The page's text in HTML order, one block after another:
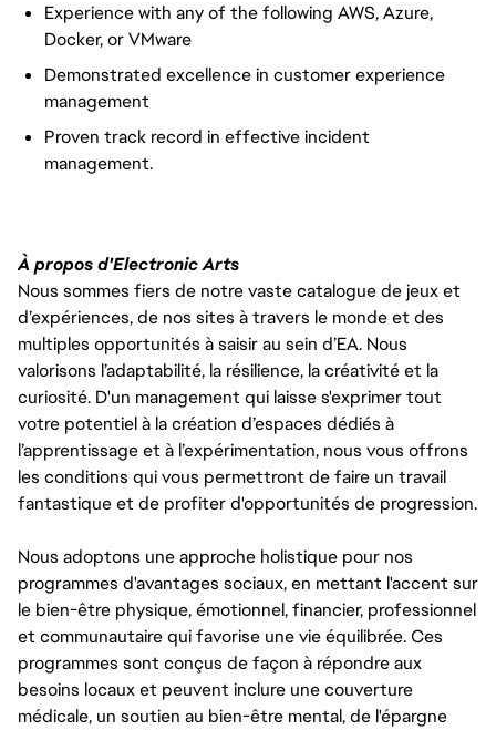
Experience with any of the following AWS, Azure,
Docker, or VMware
Demonstrated excellence in customer experience
management
Proven track record in effective incident
management.
À propos d'Electronic Arts
Nous sommes fiers de notre vaste catalogue de jeux et
d’expériences, de nos sites à travers le monde et des
multiples opportunités à saisir au sein d’EA. Nous
valorisons l’adaptabilité, la résilience, la créativité et la
curiosité. D'un management qui laisse s'exprimer tout
votre potentiel à la création d’espaces dédiés à
l’apprentissage et à l’expérimentation, nous vous offrons
les conditions qui vous permettront de faire un travail
fantastique et de profiter d'opportunités de progression.
Nous adoptons une approche holistique pour nos
programmes d'avantages sociaux, en mettant l'accent sur
le bien-être physique, émotionnel, financier, professionnel
et communautaire qui favorise une vie équilibrée. Ces
programmes sont conçus de façon à répondre aux
besoins locaux et peuvent inclure une couverture
médicale, un soutien au bien-être mental, de l'épargne